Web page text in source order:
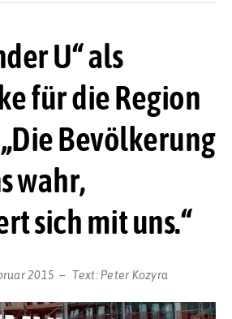
U“ als
für die Region
Bevölkerung
wahr,
sich mit uns.“
2015 Text:Peter Kozyra